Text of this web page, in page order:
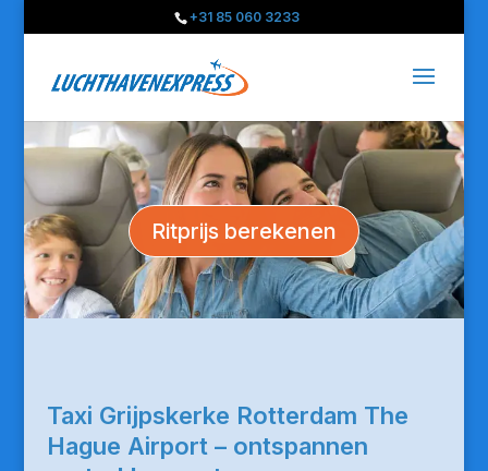
+31 85 060 3233
Ritprijs berekenen
Taxi Grijpskerke Rotterdam The
Hague Airport – ontspannen